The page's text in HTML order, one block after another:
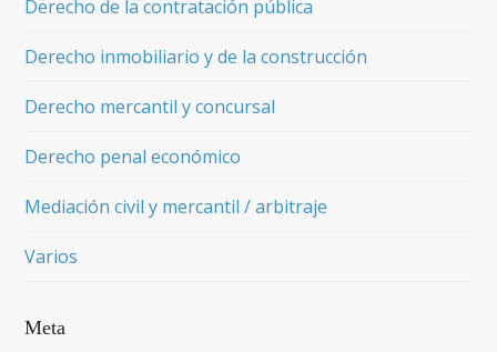
Derecho de la contratación pública
Derecho inmobiliario y de la construcción
Derecho mercantil y concursal
Derecho penal económico
Mediación civil y mercantil / arbitraje
Varios
Meta